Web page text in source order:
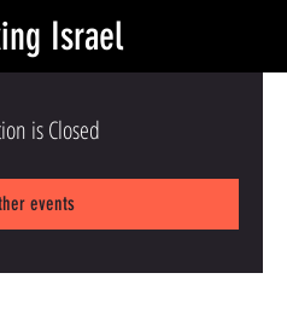
Israel
is Closed
events